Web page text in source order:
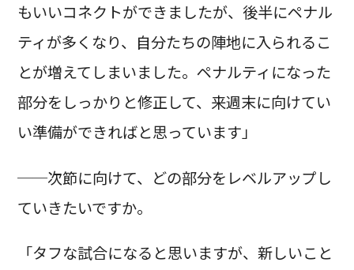
もいいコネクトができましたが、後半にペナル
ティが多くなり、自分たちの陣地に入られるこ
とが増えてしまいました。ペナルティになった
部分をしっかりと修正して、来週末に向けてい
い準備ができればと思っています」
──次節に向けて、どの部分をレベルアップし
ていきたいですか。
「タフな試合になると思いますが、新しいこと